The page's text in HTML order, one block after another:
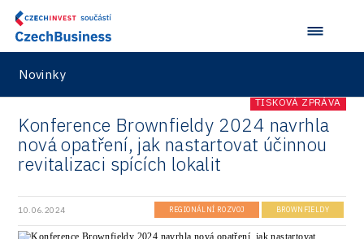
Novinky
TISKOVÁ ZPRÁVA
Konference Brownfieldy 2024 navrhla
nová opatření, jak nastartovat účinnou
revitalizaci spících lokalit
10.06.2024 REGIONÁLNÍ ROZVOJ BROWNFIELDY